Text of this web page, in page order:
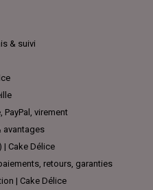
& suivi
PayPal, virement
avantages
| Cake Délice
retours, garanties
| Cake Délice